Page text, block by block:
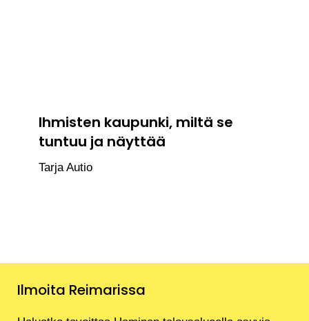
Ihmisten kaupunki, miltä se
tuntuu ja näyttää
Tarja Autio
Ilmoita Reimarissa